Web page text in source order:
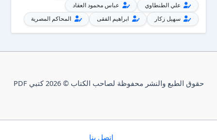
علي الطنطاوي
عباس محمود العقاد
سهيل زكار
ابراهيم الفقى المحاكم المصرية
حقوق الطبع والنشر محفوظة لصاحب الكتاب © 2026 كتبي PDF
إتصل بنا